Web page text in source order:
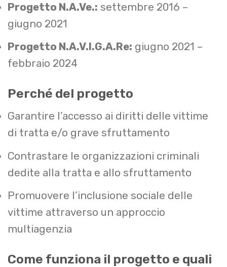
Progetto N.A.Ve.: settembre 2016 –
giugno 2021
Progetto N.A.V.I.G.A.Re: giugno 2021 –
febbraio 2024
Perché del progetto
Garantire l’accesso ai diritti delle vittime
di tratta e/o grave sfruttamento
Contrastare le organizzazioni criminali
dedite alla tratta e allo sfruttamento
Promuovere l’inclusione sociale delle
vittime attraverso un approccio
multiagenzia
Come funziona il progetto e quali